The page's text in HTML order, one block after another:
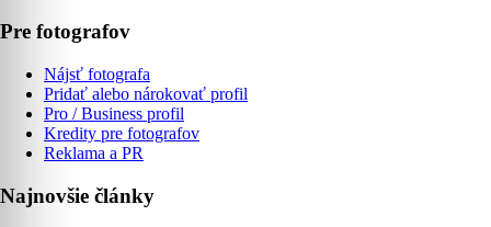
Pre fotografov
Nájsť fotografa
Pridať alebo nárokovať profil
Pro / Business profil
Kredity pre fotografov
Reklama a PR
Najnovšie články